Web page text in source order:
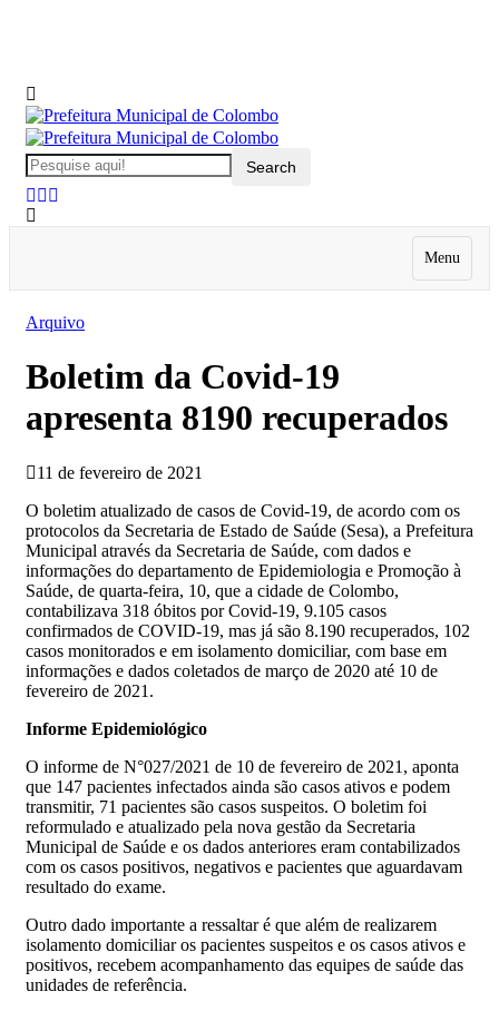
Menu
Arquivo
Boletim da Covid-19
apresenta 8190 recuperados
11 de fevereiro de 2021
O boletim atualizado de casos de Covid-19, de acordo com os
protocolos da Secretaria de Estado de Saúde (Sesa), a Prefeitura
Municipal através da Secretaria de Saúde, com dados e
informações do departamento de Epidemiologia e Promoção à
Saúde, de quarta-feira, 10, que a cidade de Colombo,
contabilizava 318 óbitos por Covid-19, 9.105 casos
confirmados de COVID-19, mas já são 8.190 recuperados, 102
casos monitorados e em isolamento domiciliar, com base em
informações e dados coletados de março de 2020 até 10 de
fevereiro de 2021.
Informe Epidemiológico
O informe de N°027/2021 de 10 de fevereiro de 2021, aponta
que 147 pacientes infectados ainda são casos ativos e podem
transmitir, 71 pacientes são casos suspeitos. O boletim foi
reformulado e atualizado pela nova gestão da Secretaria
Municipal de Saúde e os dados anteriores eram contabilizados
com os casos positivos, negativos e pacientes que aguardavam
resultado do exame.
Outro dado importante a ressaltar é que além de realizarem
isolamento domiciliar os pacientes suspeitos e os casos ativos e
positivos, recebem acompanhamento das equipes de saúde das
unidades de referência.